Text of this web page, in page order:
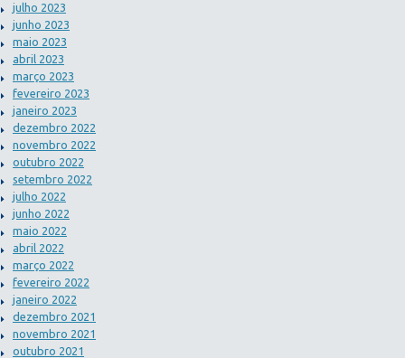
julho 2023
junho 2023
maio 2023
abril 2023
março 2023
fevereiro 2023
janeiro 2023
dezembro 2022
novembro 2022
outubro 2022
setembro 2022
julho 2022
junho 2022
maio 2022
abril 2022
março 2022
fevereiro 2022
janeiro 2022
dezembro 2021
novembro 2021
outubro 2021